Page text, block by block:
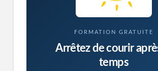
FORMATION GRATUITE
Arrêtez de courir
temps